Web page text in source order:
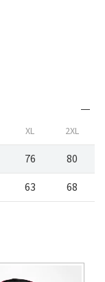
XL 2XL
76
80
63 68